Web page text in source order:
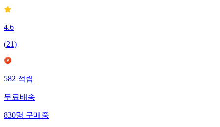
4.6
(21)
582적립
무료배송
830명구매중